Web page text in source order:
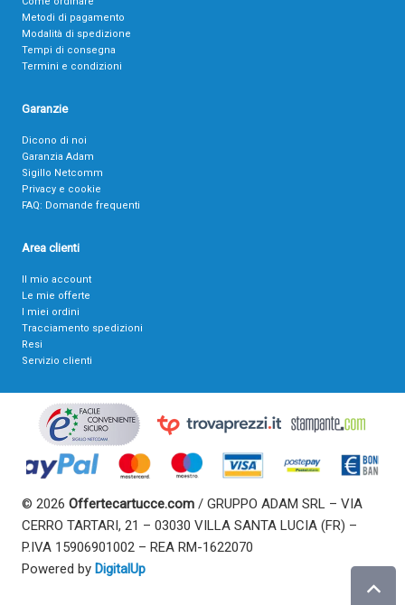
Metodi di pagamento
Modalità di spedizione
Tempi di consegna
Termini e condizioni
Garanzie
Dicono di noi
Garanzia Adam
Sigillo Netcomm
Privacy e cookie
FAQ: Domande frequenti
Area clienti
Il mio account
Le mie offerte
I miei ordini
Tracciamento spedizioni
Resi
Servizio clienti
© 2026 Offertecartucce.com / GRUPPO ADAM SRL – VIA
CERRO TARTARI, 21 – 03030 VILLA SANTA LUCIA (FR) –
P.IVA 15906901002 – REA RM-1622070
Powered by DigitalUp